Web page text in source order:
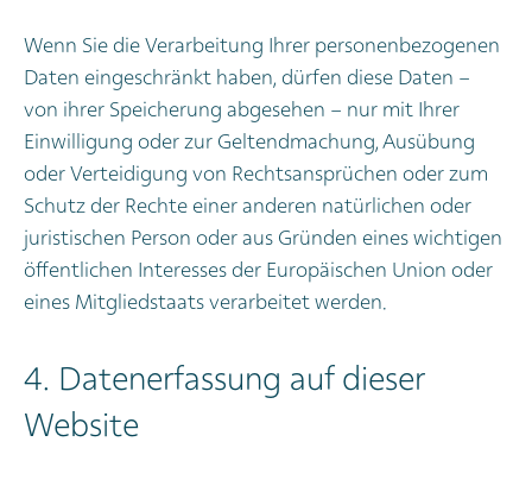
Wenn Sie die Verarbeitung Ihrer personenbezogenen
Daten eingeschränkt haben, dürfen diese Daten –
von ihrer Speicherung abgesehen – nur mit Ihrer
Einwilligung oder zur Geltendmachung, Ausübung
oder Verteidigung von Rechtsansprüchen oder zum
Schutz der Rechte einer anderen natürlichen oder
juristischen Person oder aus Gründen eines wichtigen
öffentlichen Interesses der Europäischen Union oder
eines Mitgliedstaats verarbeitet werden.
4. Datenerfassung auf dieser
Website